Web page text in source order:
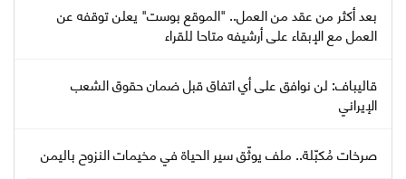
بعد أكثر من عقد من العمل.. "الموقع بوست" يعلن توقفه عن
العمل مع الإبقاء على أرشيفه متاحا للقراء
قاليباف: لن نوافق على أي اتفاق قبل ضمان حقوق الشعب
الإيراني
صرخات مُكبّلة.. ملف يوثّق سير الحياة في مخيمات النزوح باليمن